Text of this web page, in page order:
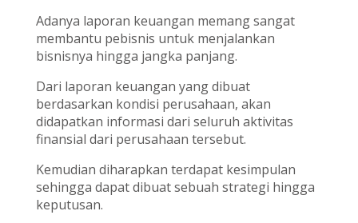
Adanya laporan keuangan memang sangat
membantu pebisnis untuk menjalankan
bisnisnya hingga jangka panjang.
Dari laporan keuangan yang dibuat
berdasarkan kondisi perusahaan, akan
didapatkan informasi dari seluruh aktivitas
finansial dari perusahaan tersebut.
Kemudian diharapkan terdapat kesimpulan
sehingga dapat dibuat sebuah strategi hingga
keputusan.